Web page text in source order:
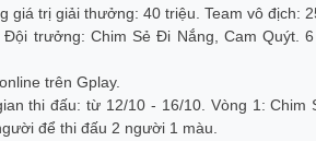
giá trị giải thưởng: 40 triệu. Team vô địch:
Đội trưởng: Chim Sẻ Đi Nắng, Cam Quýt.
trên Gplay.
thi đấu: từ 12/10 - 16/10. Vòng 1:
để thi đấu 2 người 1 màu.